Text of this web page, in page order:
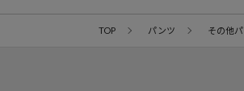
TOP パンツ その他